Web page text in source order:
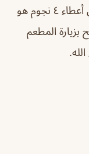
كبيرة ومساحة كافية ، السبب الوحيد في أعطاء ٤ نجوم هو
بزيارة المطعم